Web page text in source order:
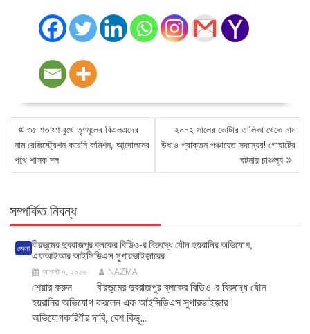
POST
NAVIGATION
৩৫ শতাংশ বুথে তৃণমূলের বিএলএদের
নাম রেজিস্ট্রেশন করেনি কমিশন, আন্দোলনের
পথে শাসক দল
২০০২ সালের ভোটার তালিকা থেকে নাম
উধাও প্রাক্তন পঞ্চায়েত সদস্যের! গোঘাটের
ঘটনায় চাঞ্চল্য
সম্পর্কিত নিবন্ধ
জেলা বীরভূমের দুবরাজপুর ব্লকের বিডিও-র বিরুদ্ধে যৌন হয়রানির অভিযোগ,
এফআইআর আইসিডিএস সুপারভাইজ়ারের
আগস্ট ৭, ২০২৬ NAZMA
শেয়ার করুন বীরভূমের দুবরাজপুর ব্লকের বিডিও-র বিরুদ্ধে যৌন
হয়রানির অভিযোগ করলেন এক আইসিডিএস সুপারভাইজ়ার।
অভিযোগকারিণীর দাবি, বেশ কিছু...